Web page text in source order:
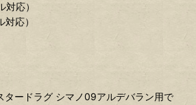
応）
応）
タードラグ シマノ09アルデバラン用で